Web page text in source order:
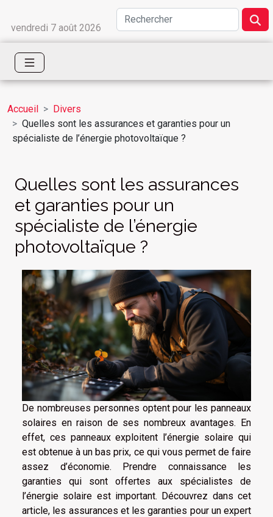
vendredi 7 août 2026
Accueil
Divers
Quelles sont les assurances et garanties pour un
spécialiste de l’énergie photovoltaïque ?
Quelles sont les assurances
et garanties pour un
spécialiste de l’énergie
photovoltaïque ?
De nombreuses personnes optent pour les panneaux
solaires en raison de ses nombreux avantages. En
effet, ces panneaux exploitent l’énergie solaire qui
est obtenue à un bas prix, ce qui vous permet de faire
assez d’économie. Prendre connaissance les
garanties qui sont offertes aux spécialistes de
l’énergie solaire est important. Découvrez dans cet
article, les assurances et les garanties pour un expert